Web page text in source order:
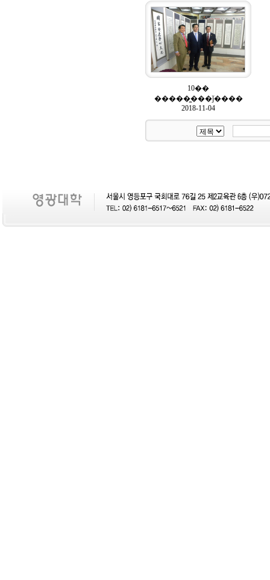
10��
�����̼���ǰ����
2018-11-04